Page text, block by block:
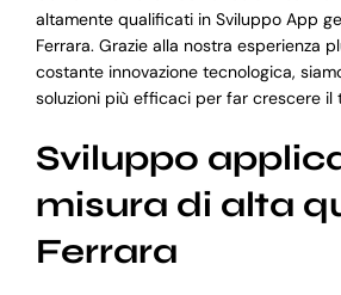
altamente qualificati in Sviluppo App
Ferrara. Grazie alla nostra esperienza
costante innovazione tecnologica,
soluzioni più efficaci per far crescere il
Sviluppo
misura di alta
Ferrara